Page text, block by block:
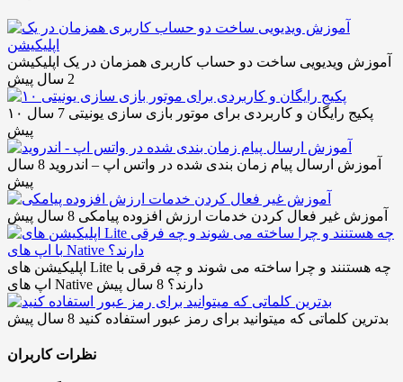
آموزش ویدیویی ساخت دو حساب کاربری همزمان در یک اپلیکیشن
2 سال پیش
۱۰ پکیج رایگان و کاربردی برای موتور بازی سازی یونیتی
7 سال
پیش
آموزش ارسال پیام زمان بندی شده در واتس اپ – اندروید
8 سال
پیش
آموزش غیر فعال کردن خدمات ارزش افزوده پیامکی 8 سال پیش
اپلیکیشن های Lite چه هستنند و چرا ساخته می شوند و چه فرقی با
اپ های Native دارند؟ 8 سال پیش
بدترین کلماتی که میتوانید برای رمز عبور استفاده کنید 8 سال پیش
نظرات کاربران